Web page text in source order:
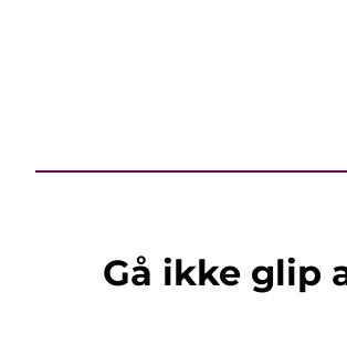
Gå ikke glip